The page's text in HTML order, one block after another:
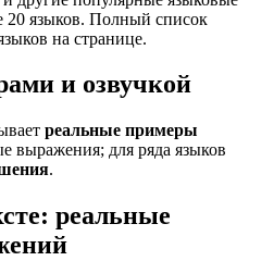
20 языков. Полный список
на странице.
и озвучкой
реальные примеры
выражения; для ряда языков
.
реальные